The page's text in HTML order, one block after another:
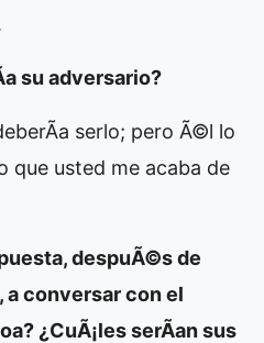
su adversario?
serlo; pero Ã©l lo
que usted me acaba de
despuÃ©s de
conversar con el
¿CuÃ¡les serÃ­an sus